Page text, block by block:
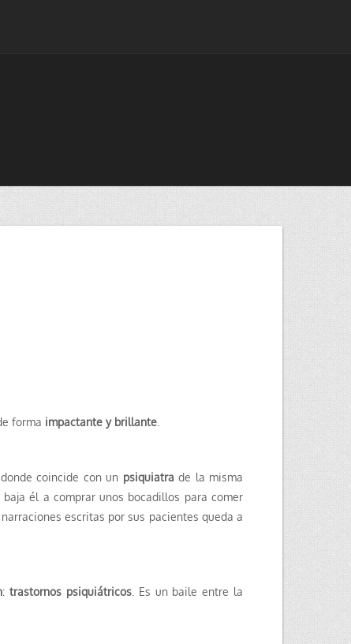
forma impactante y brillante
coincide con un psiquiatra de la misma
él a comprar unos bocadillos para comer
escritas por sus pacientes queda a
: trastornos psiquiátricos. Es un baile entre la